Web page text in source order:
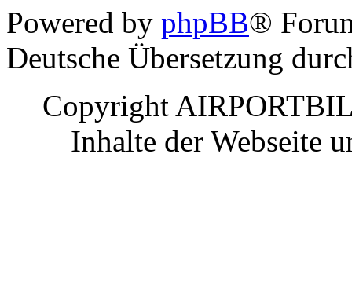
Powered by phpBB®
Deutsche Übersetzung
Copyright
Inhalte der Webseite